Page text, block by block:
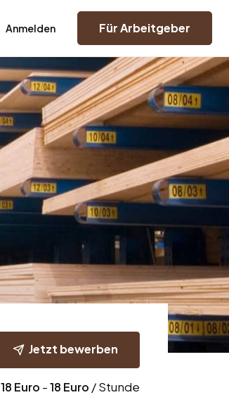
Anmelden Für Arbeitgeber
Jetzt bewerben
18 Euro -18 Euro / Stunde